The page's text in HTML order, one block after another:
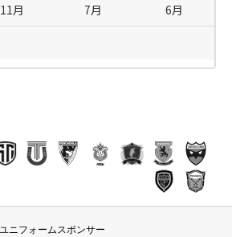
11月 7月 6月
ユニフォームスポンサー